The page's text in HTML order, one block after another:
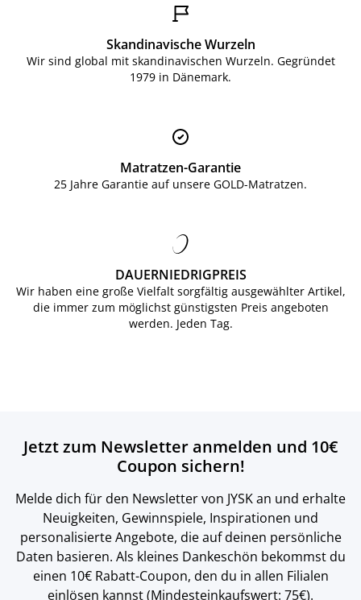
Skandinavische Wurzeln
Wir sind global mit skandinavischen Wurzeln. Gegründet
1979 in Dänemark.
Matratzen-Garantie
25 Jahre Garantie auf unsere GOLD-Matratzen.
DAUERNIEDRIGPREIS
Wir haben eine große Vielfalt sorgfältig ausgewählter Artikel,
die immer zum möglichst günstigsten Preis angeboten
werden. Jeden Tag.
Jetzt zum Newsletter anmelden und 10€
Coupon sichern!
Melde dich für den Newsletter von JYSK an und erhalte
Neuigkeiten, Gewinnspiele, Inspirationen und
personalisierte Angebote, die auf deinen persönliche
Daten basieren. Als kleines Dankeschön bekommst du
einen 10€ Rabatt-Coupon, den du in allen Filialen
einlösen kannst (Mindesteinkaufswert: 75€).